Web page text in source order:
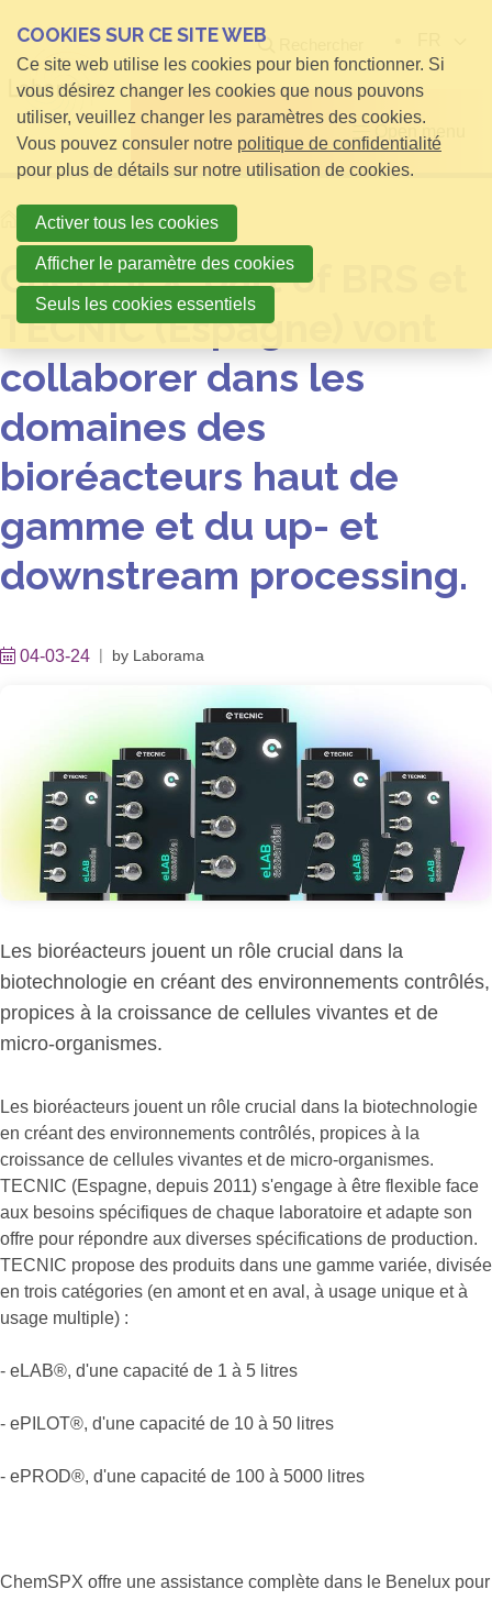
Open menu
HomeNouvelles
ChemSPX, part of BRS et
TECNIC (Espagne) vont
collaborer dans les
domaines des
bioréacteurs haut de
gamme et du up- et
downstream processing.
04-03-24 by Laborama
Les bioréacteurs jouent un rôle crucial dans la
biotechnologie en créant des environnements contrôlés,
propices à la croissance de cellules vivantes et de
micro-organismes.
Les bioréacteurs jouent un rôle crucial dans la biotechnologie
en créant des environnements contrôlés, propices à la
croissance de cellules vivantes et de micro-organismes.
TECNIC (Espagne, depuis 2011) s'engage à être flexible face
aux besoins spécifiques de chaque laboratoire et adapte son
offre pour répondre aux diverses spécifications de production.
TECNIC propose des produits dans une gamme variée, divisée
en trois catégories (en amont et en aval, à usage unique et à
usage multiple) :
- eLAB®, d'une capacité de 1 à 5 litres
- ePILOT®, d'une capacité de 10 à 50 litres
- ePROD®, d'une capacité de 100 à 5000 litres
ChemSPX offre une assistance complète dans le Benelux pour
COOKIES SUR CE SITE WEB
Ce site web utilise les cookies pour bien fonctionner. Si
vous désirez changer les cookies que nous pouvons
utiliser, veuillez changer les paramètres des cookies.
Vous pouvez consuler notre politique de confidentialité
pour plus de détails sur notre utilisation de cookies.
Activer tous les cookies
Afficher le paramètre des cookies
Seuls les cookies essentiels